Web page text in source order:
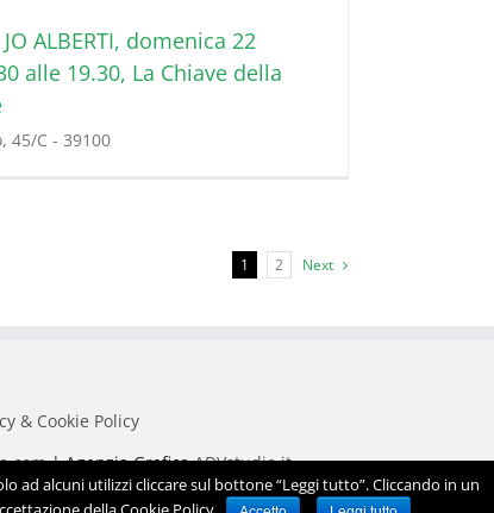
ALBERTI, domenica 22
alle 19.30, La Chiave della
45/C - 39100
1 2 Next
& Cookie Policy
| Agenzia GraficaADVstudio.it
ad alcuni utilizzi cliccare sul bottone “Leggi tutto”. Cliccando in un